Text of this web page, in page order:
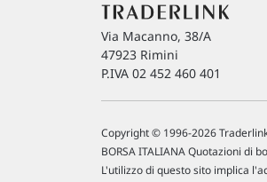
Via Macanno, 38/A
47923 Rimini
P.IVA 02 452 460 401
Copyright © 1996-2026
BORSA ITALIANA Quotazioni di
L'utilizzo di questo sito implica